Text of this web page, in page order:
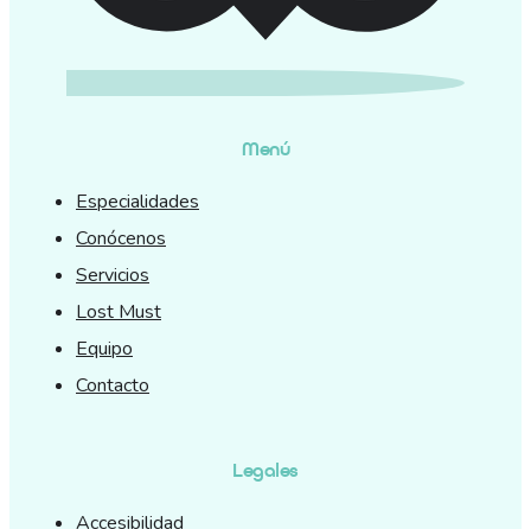
Menú
Especialidades
Conócenos
Servicios
Lost Must
Equipo
Contacto
Legales
Accesibilidad